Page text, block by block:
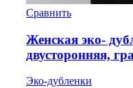
Сравнить
Женская эко-
двусторонняя,
Эко-дубленки